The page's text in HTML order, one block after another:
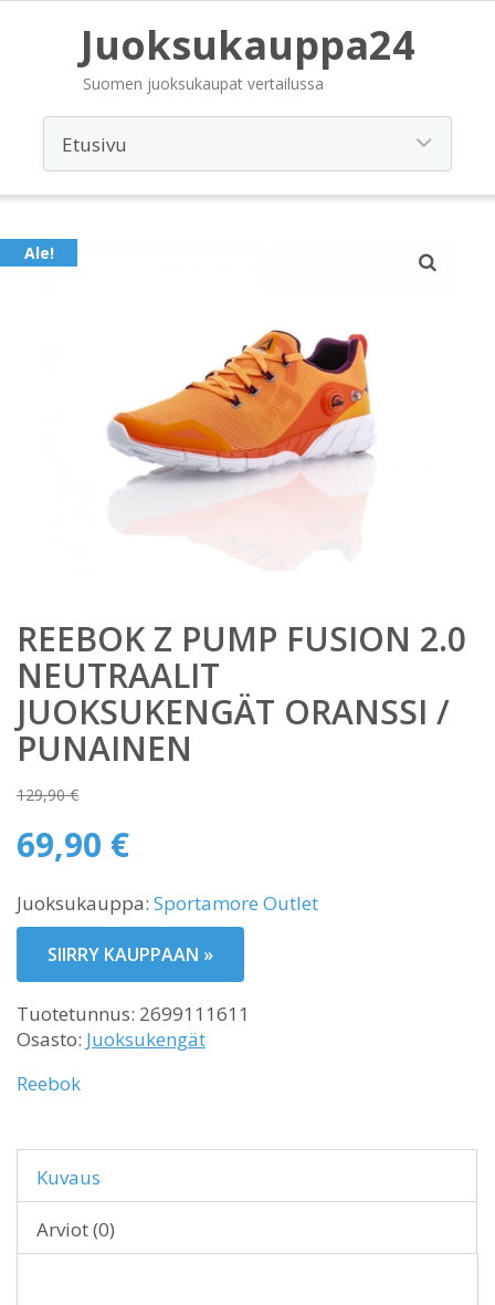
Juoksukauppa24
Suomen juoksukaupat vertailussa
Ale!
REEBOK Z PUMP FUSION 2.0
NEUTRAALIT
JUOKSUKENGÄT ORANSSI /
PUNAINEN
129,90€
Alkuperäinen
hinta
129,90 €.
69,90 €
hinta
on:
69,90 €.
Juoksukauppa: Sportamore Outlet
SIIRRY KAUPPAAN »
Tuotetunnus: 2699111611
Osasto: Juoksukengät
Reebok
Kuvaus
Arviot (0)